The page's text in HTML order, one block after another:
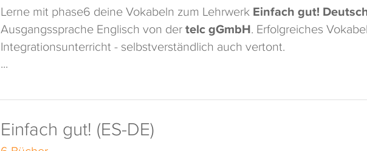
Lerne mit phase6 deine Vokabeln zum Lehrwerk Einfach gut!
Ausgangssprache Englisch von dertelc gGmbH. Erfolgreiches
Integrationsunterricht - selbstverständlich auch vertont.
...
Einfach gut! (ES-DE)